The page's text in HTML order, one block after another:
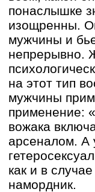
понаслышке
изощренны.
мужчины и
непрерывно.
на этот тип
мужчины
применение:
вожака
арсеналом. А
как и в
намордник.